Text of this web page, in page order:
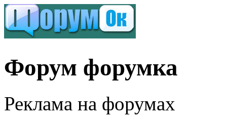
Форум форумка
Реклама на форумах